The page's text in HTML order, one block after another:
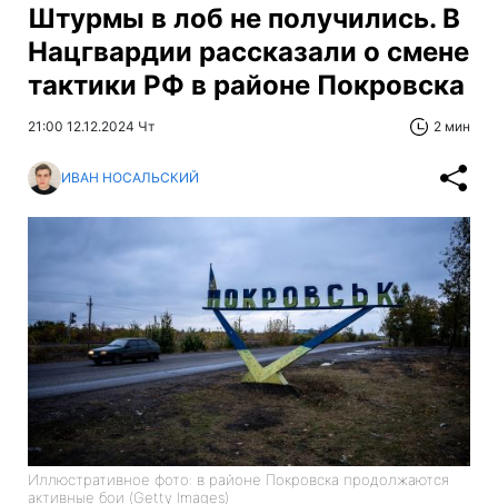
Штурмы в лоб не получились. В
Нацгвардии рассказали о смене
тактики РФ в районе Покровска
21:00 12.12.2024 Чт 2 мин
ИВАН НОСАЛЬСКИЙ
Иллюстративное фото: в районе Покровска продолжаются
активные бои (Getty Images)